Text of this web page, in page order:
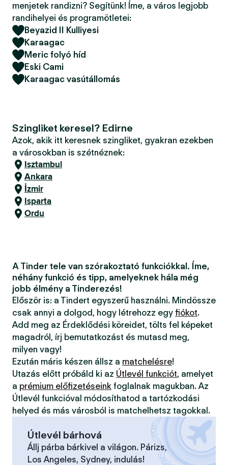
menjetek randizni? Segítünk! Íme, a város legjobb
randihelyei és programötletei:
Beyazid II Kulliyesi
Karaagac
Meric folyó híd
Eski Cami
Karaagac vasútállomás
Szingliket keresel? Edirne
Azok, akik itt keresnek szingliket, gyakran ezekben
a városokban is szétnéznek:
Isztambul
Ankara
İzmir
Isparta
Ordu
A Tinder tele van szórakoztató funkciókkal. Íme,
néhány funkció és tipp, amelyeknek hála még
jobb élmény a Tinderezés!
Először is: a Tindert egyszerű használni. Mindössze
csak annyi a dolgod, hogy létrehozz egy fiókot.
Add meg az Érdeklődési köreidet, tölts fel képeket
magadról, írj bemutatkozást és mutasd meg,
milyen vagy!
Ezután máris készen állsz a matchelésre!
Utazás előtt próbáld ki az Útlevél funkciót, amelyet
a prémium előfizetéseink foglalnak magukban. Az
Útlevél funkcióval módosíthatod a tartózkodási
helyed és más városból is matchelhetsz tagokkal.
Útlevél bárhová
Állj párba bárkivel a világon. Párizs,
Los Angeles, Sydney, indulás!